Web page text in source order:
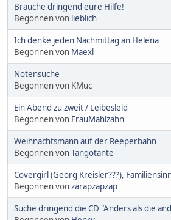
Brauche dringend eure Hilfe!
Begonnen von lieblich
Ich denke jeden Nachmittag an Helena
Begonnen von Maexl
Notensuche
Begonnen von KMuc
Ein Abend zu zweit / Leibesleid
Begonnen von FrauMahlzahn
Weihnachtsmann auf der Reeperbahn
Begonnen vonTangotante
Covergirl (Georg Kreisler???),
Begonnen vonzarapzapzap
Suche dringend die CD "Anders als die